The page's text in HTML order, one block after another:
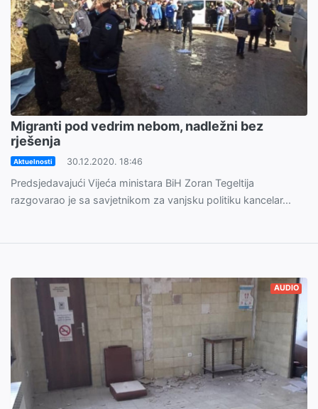
Migranti pod vedrim nebom, nadležni bez
rješenja
Aktuelnosti 30.12.2020. 18:46
Predsjedavajući Vijeća ministara BiH Zoran Tegeltija
razgovarao je sa savjetnikom za vanjsku politiku kancelar...
AUDIO